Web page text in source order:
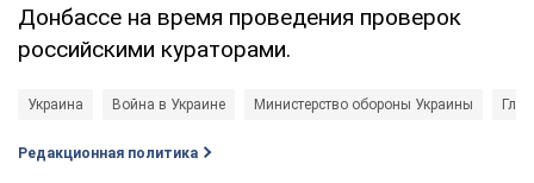
Донбассе на время проведения проверок
российскими кураторами.
Украина Война в Украине Министерство обороны Украины
Редакционная политика